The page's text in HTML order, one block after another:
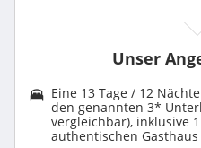
Unser
Eine 13 Tage / 12
den genannten 3*
vergleichbar), inklusive
authentischen